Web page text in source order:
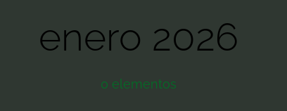
enero 2026
0 elementos